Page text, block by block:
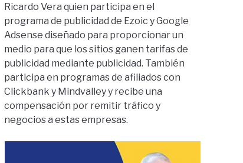
Ricardo Vera quien participa en el
programa de publicidad de Ezoic y Google
Adsense diseñado para proporcionar un
medio para que los sitios ganen tarifas de
publicidad mediante publicidad. También
participa en programas de afiliados con
Clickbank y Mindvalley y recibe una
compensación por remitir tráfico y
negocios a estas empresas.